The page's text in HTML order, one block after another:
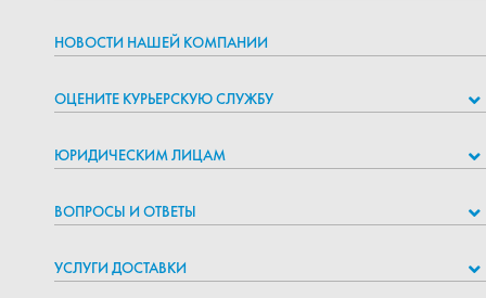
НОВОСТИ НАШЕЙ КОМПАНИИ
ОЦЕНИТЕ КУРЬЕРСКУЮ СЛУЖБУ
ЮРИДИЧЕСКИМ ЛИЦАМ
ВОПРОСЫ И ОТВЕТЫ
УСЛУГИ ДОСТАВКИ